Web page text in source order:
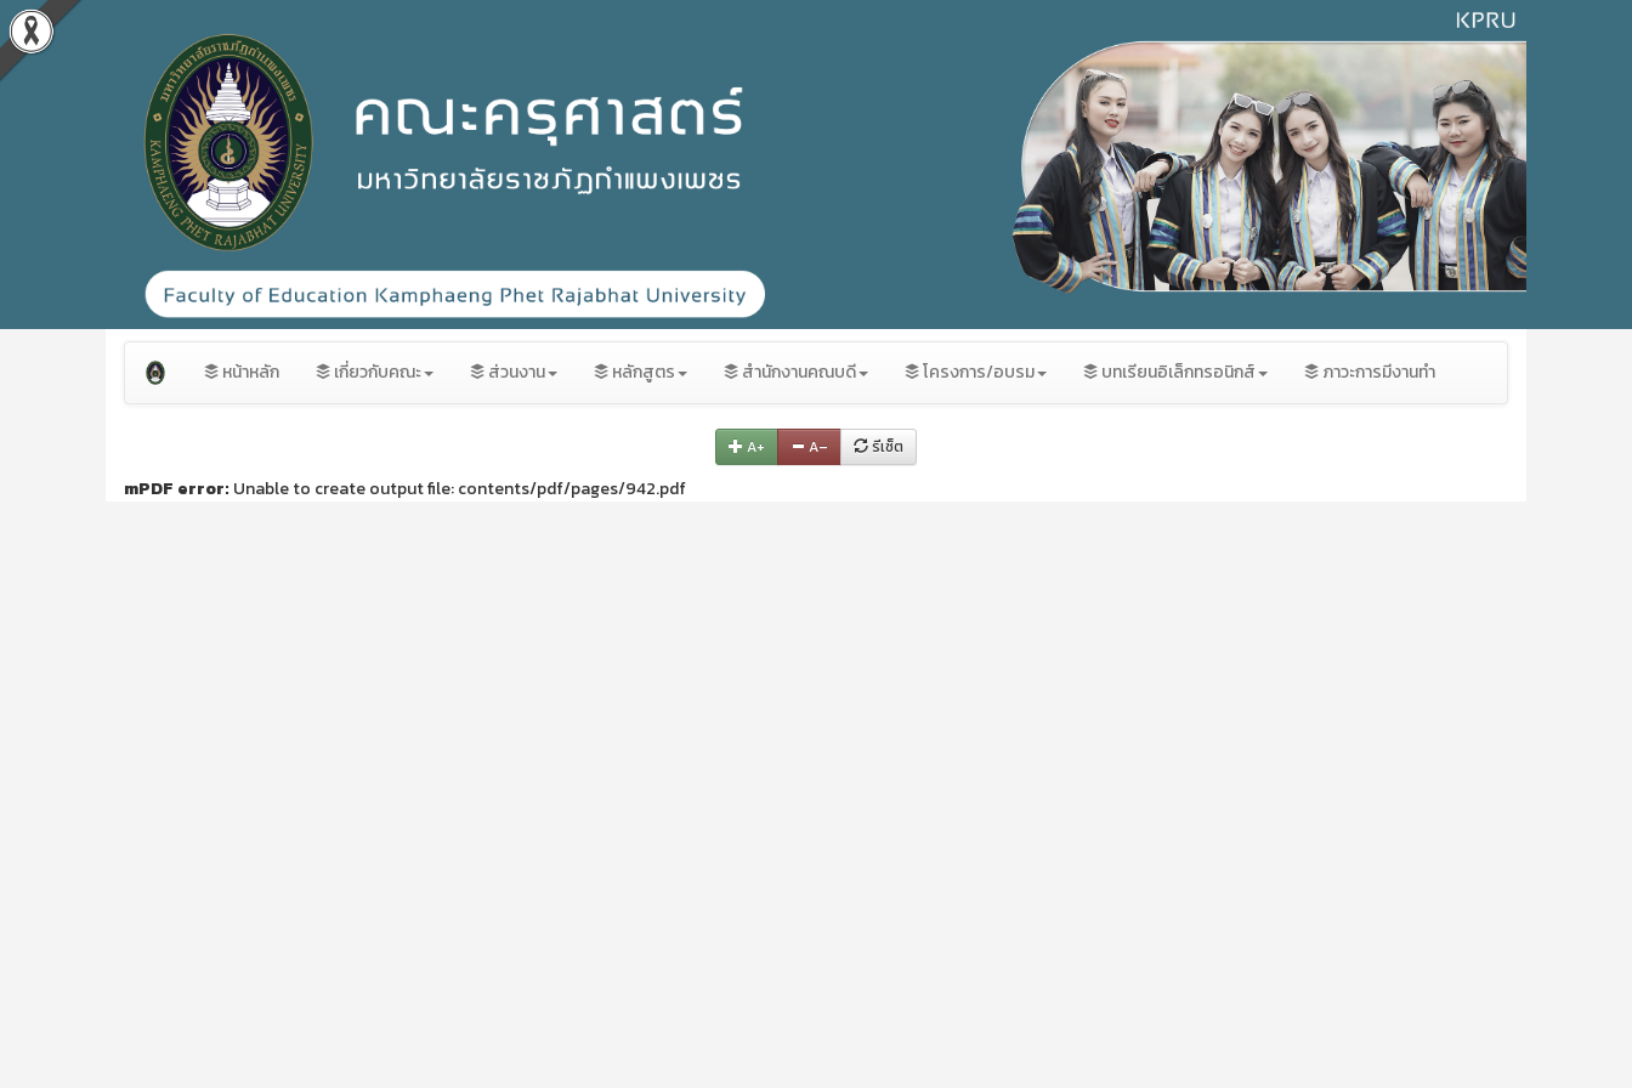
หน้าหลัก เกี่ยวกับคณะ ส่วนงาน หลักสูตร สำนักงานคณบดี โครงการ/อบรม บทเรียนอิเล็กทรอนิกส์ ภาวะการมีงานทำ
A+ A– รีเซ็ต
mPDF error: Unable to create output file: contents/pdf/pages/942.pdf